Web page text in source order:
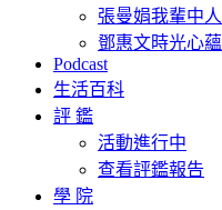
張曼娟我輩中人
鄧惠文時光心蘊
Podcast
生活百科
評 鑑
活動進行中
查看評鑑報告
學 院